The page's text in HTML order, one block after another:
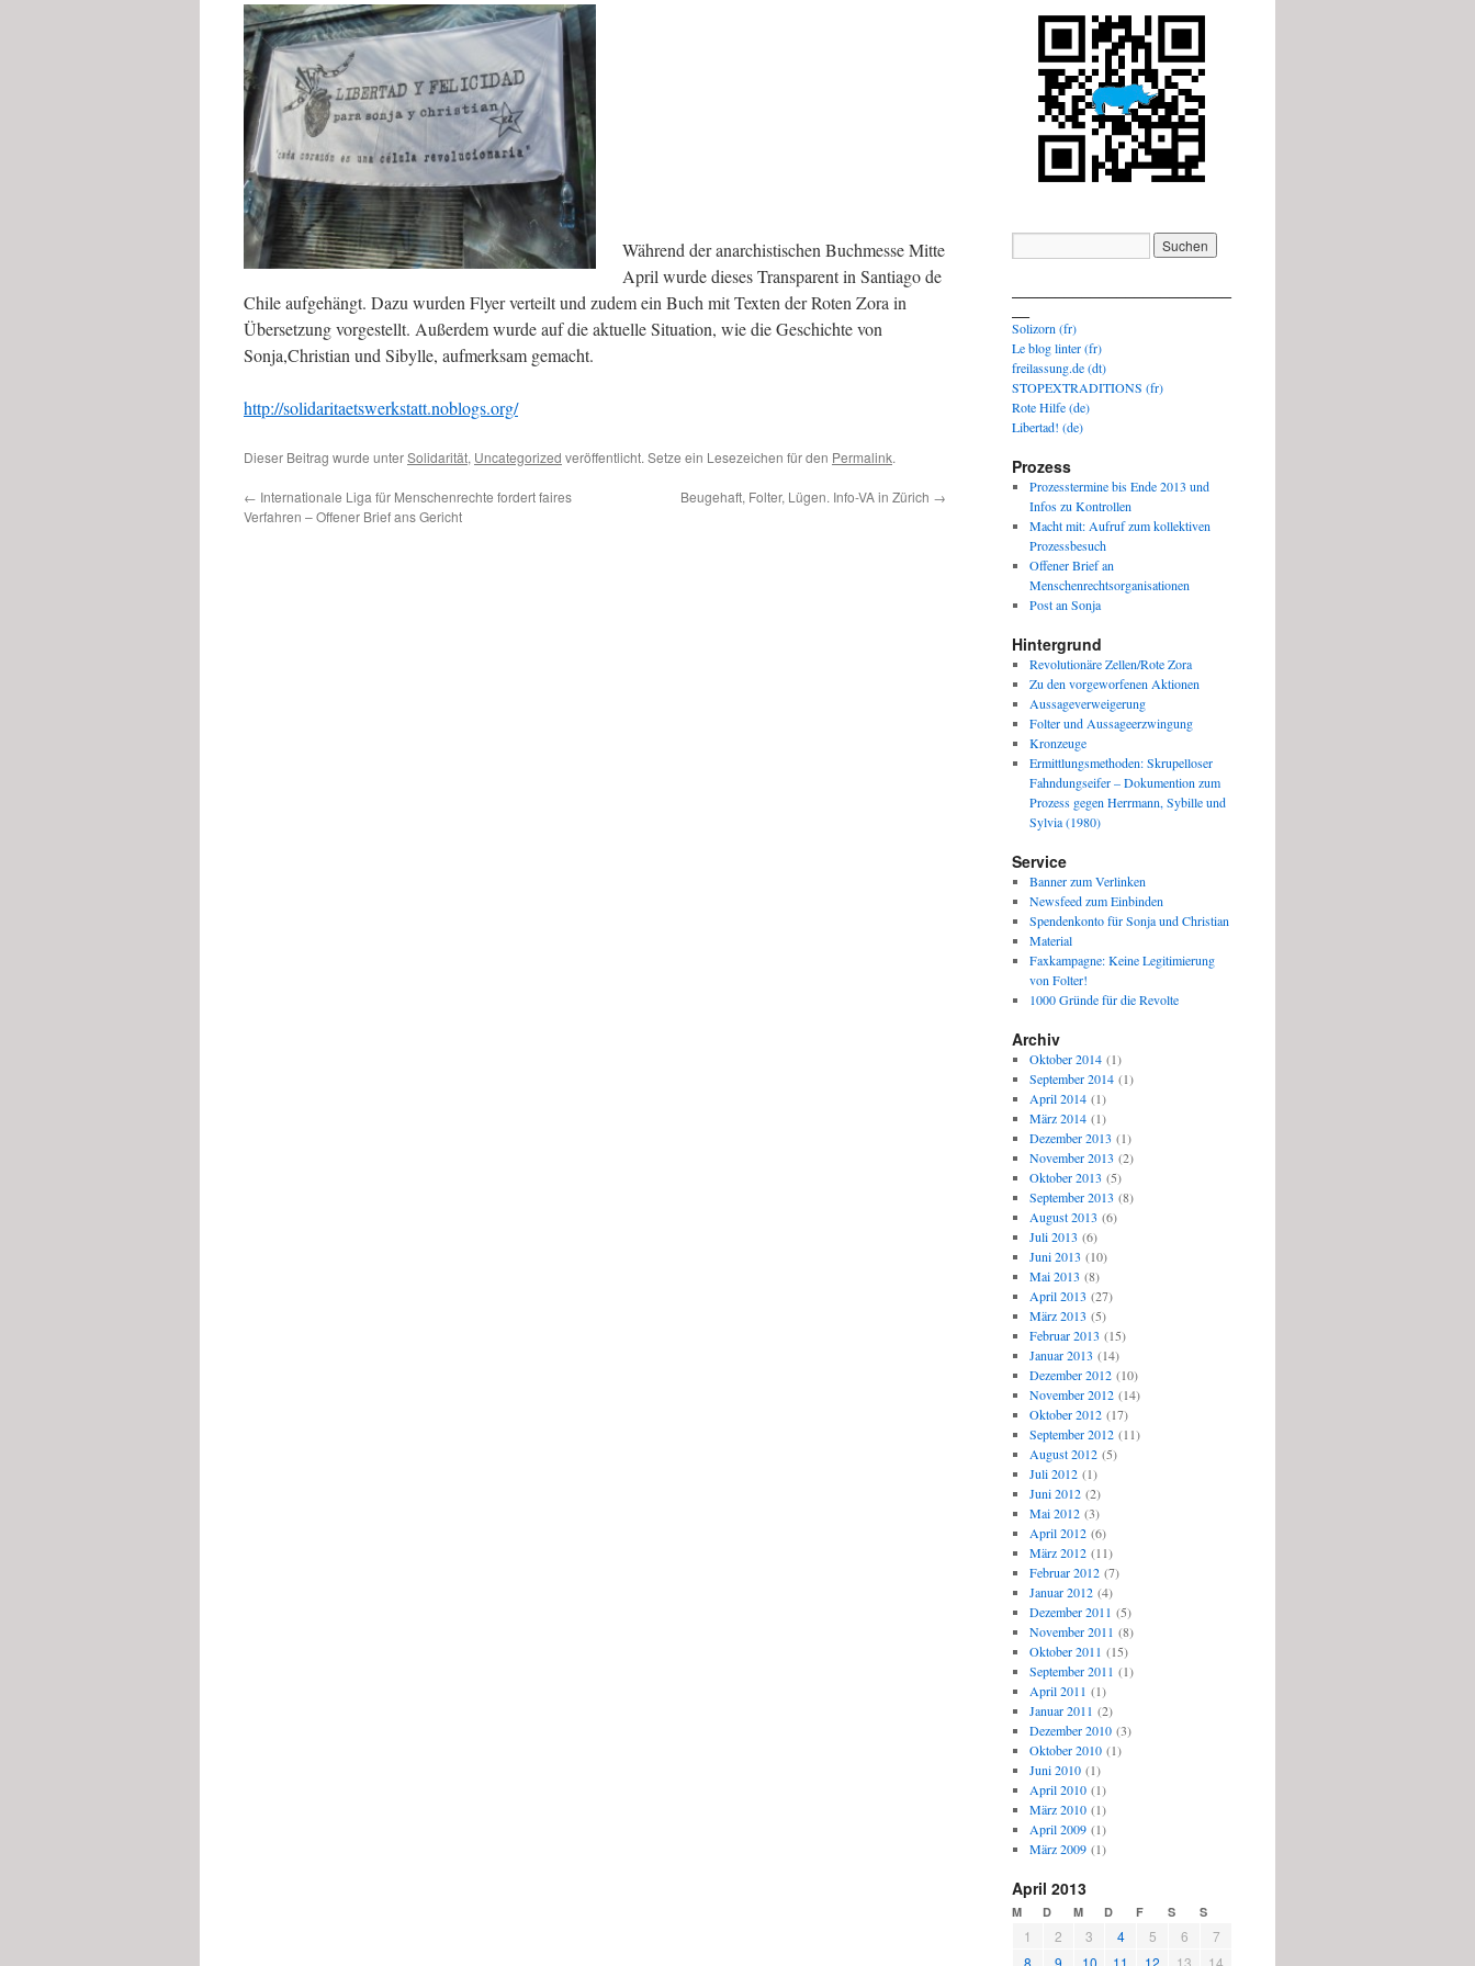
Während der anarchistischen Buchmesse Mitte
April wurde dieses Transparent in Santiago de
Chile aufgehängt. Dazu wurden Flyer verteilt und zudem ein Buch mit Texten der Roten Zora in
Übersetzung vorgestellt. Außerdem wurde auf die aktuelle Situation, wie die Geschichte von
Sonja,Christian und Sibylle, aufmerksam gemacht.
http://solidaritaetswerkstatt.noblogs.org/
Dieser Beitrag wurde unterSolidarität, Uncategorized veröffentlicht. Setze ein Lesezeichen für den Permalink.
← Internationale Liga für Menschenrechte fordert faires
Verfahren – Offener Brief ans Gericht
Beugehaft, Folter, Lügen. Info-VA in Zürich →
Solizorn (fr)
Le blog linter (fr)
freilassung.de (dt)
STOPEXTRADITIONS (fr)
Rote Hilfe (de)
Libertad! (de)
Prozess
Prozesstermine bis Ende 2013 und
Infos zu Kontrollen
Macht mit: Aufruf zum kollektiven
Prozessbesuch
Offener Brief an
Menschenrechtsorganisationen
Post an Sonja
Hintergrund
Revolutionäre Zellen/Rote Zora
Zu den vorgeworfenen Aktionen
Aussageverweigerung
Folter und Aussageerzwingung
Kronzeuge
Ermittlungsmethoden: Skrupelloser
Fahndungseifer – Dokumention zum
Prozess gegen Herrmann, Sybille und
Sylvia (1980)
Service
Banner zum Verlinken
Newsfeed zum Einbinden
Spendenkonto für Sonja und Christian
Material
Faxkampagne: Keine Legitimierung
von Folter!
1000 Gründe für die Revolte
Archiv
Oktober 2014(1)
September 2014(1)
April 2014(1)
März 2014(1)
Dezember 2013 (1)
November 2013 (2)
Oktober 2013 (5)
September 2013 (8)
August 2013 (6)
Juli 2013 (6)
Juni 2013 (10)
Mai 2013 (8)
April 2013 (27)
März 2013 (5)
Februar 2013 (15)
Januar 2013 (14)
Dezember 2012(10)
November 2012(14)
Oktober 2012(17)
September 2012(11)
August 2012(5)
Juli 2012(1)
Juni 2012(2)
Mai 2012(3)
April 2012(6)
März 2012(11)
Februar 2012(7)
Januar 2012(4)
Dezember 2011 (5)
November 2011 (8)
Oktober 2011 (15)
September 2011 (1)
April 2011 (1)
Januar 2011 (2)
Dezember 2010(3)
Oktober 2010(1)
Juni 2010(1)
April 2010(1)
März 2010(1)
April 2009(1)
März 2009(1)
April 2013
M D M D F S S
1 2 3 4 5 6
7
8
9 10 11 12 13 14